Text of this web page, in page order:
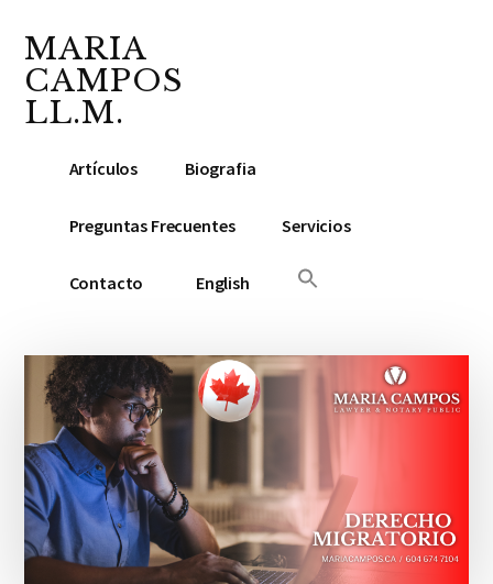
contenido
principal
barra
lateral
footer
menu
MARIA
CAMPOS
LL.M.
Público
Artículos Biografia
Preguntas Frecuentes Servicios
Contacto English